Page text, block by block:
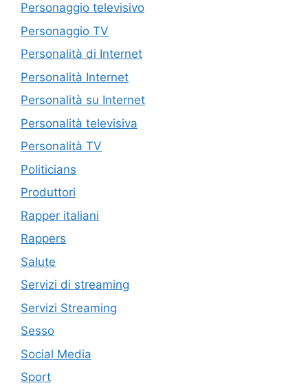
Personaggio televisivo
Personaggio TV
Personalità di Internet
Personalità Internet
Personalità su Internet
Personalità televisiva
Personalità TV
Politicians
Produttori
Rapper italiani
Rappers
Salute
Servizi di streaming
Servizi Streaming
Sesso
Social Media
Sport